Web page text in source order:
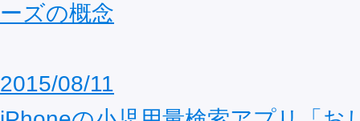
ーズの概念
2015/08/11